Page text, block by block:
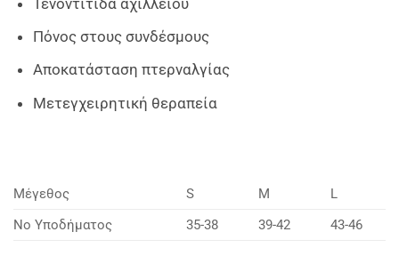
Πόνος στους συνδέσμους
Αποκατάσταση πτερναλγίας
Μετεγχειρητική θεραπεία
Μέγεθος S M
L
Νο Υποδήματος
35-38 39-42 43-46